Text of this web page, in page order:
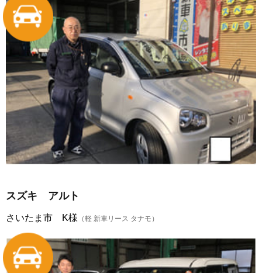
スズキ アルト
さいたま市 K様 （軽 新車リース タナモ）